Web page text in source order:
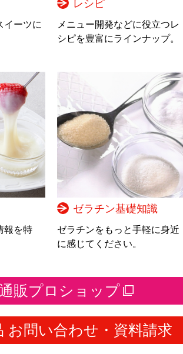
イーツに
レシピ
メニュー開発などに役立つレ
シピを豊富にラインナップ。
報を特
ゼラチン基礎知識
ゼラチンをもっと手軽に身近
に感じてください。
販プロショップ
お問い合わせ・資料請求